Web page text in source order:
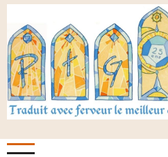
Aller
contenu
principal